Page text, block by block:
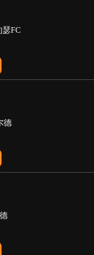
瑟FC
德